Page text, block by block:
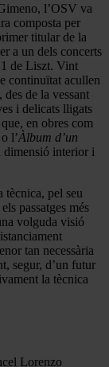
l’OSV va
composta per
titular de la
a un dels concerts
de Liszt. Vint
continuïtat acullen
des de la vessant
i delicats lligats
en obres com
o l’Àlbum d’un
dimensió interior i
tècnica, pel seu
passatges més
volguda visió
tan necessària
segur, d’un futur
la tècnica
Lorenzo